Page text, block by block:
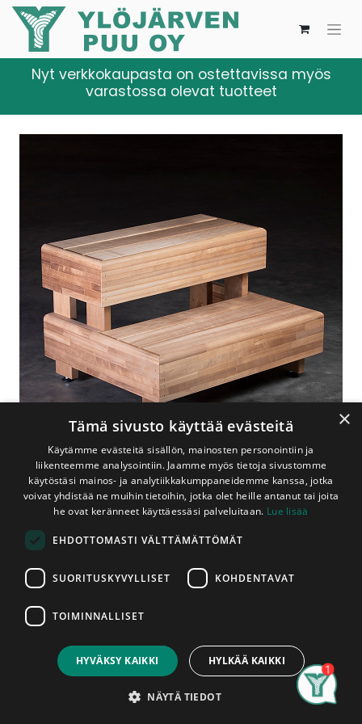
200,00€
Account
Nyt verkkokaupasta on ostettavissa myös
varastossa olevat tuotteet
Shop
Lämpöhaapa
Classic-Nousujakkara Lämpökäsitelty Haapa
Classic-Nousujakkara
Lämpökäsitelty Haapa
2-Tasoinen
2-tasoinen nousujakkara, valmistettu kokonaisuudessaan
lämpökäsitellystä haavasta. Jakkara on varustettu
säätöjaloilla. Myydään valmiiksi koottuna. Jakkarat
myydään kappaleittain. Asennettu tuote on hyväksytty
tuote, jakkaroissa ilmeneviin mahdollisiin tuotantovirheisiin
×
Tämä sivusto käyttää evästeitä
Käytämme evästeitä sisällön, mainosten personointiin ja
liikenteemme analysointiin. Jaamme myös tietoja sivustomme
käytöstäsi mainos- ja analytiikkakumppaneidemme kanssa, jotka
voivat yhdistää ne muihin tietoihin, jotka olet heille antanut tai joita
he ovat keränneet käyttäessäsi palveluitaan. Lue lisää
EHDOTTOMASTI VÄLTTÄMÄTTÖMÄT
SUORITUSKYVYLLISET KOHDENTAVAT
TOIMINNALLISET
HYVÄKSY KAIKKI HYLKÄÄ KAIKKI
NÄYTÄ TIEDOT